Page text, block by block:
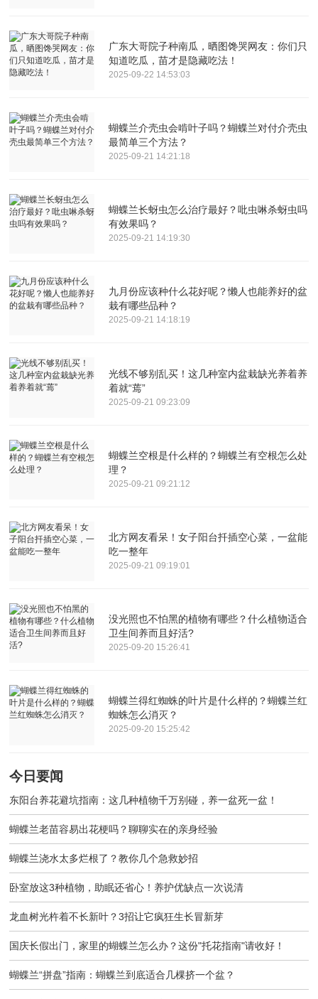
广东大哥院子种南瓜，晒图馋哭网友：你们只
知道吃瓜，苗才是隐藏吃法！
2025-09-22 14:53:03
蝴蝶兰介壳虫会啃叶子吗？蝴蝶兰对付介壳虫
最简单三个方法？
2025-09-21 14:21:18
蝴蝶兰长蚜虫怎么治疗最好？吡虫啉杀蚜虫吗
有效果吗？
2025-09-21 14:19:30
九月份应该种什么花好呢？懒人也能养好的盆
栽有哪些品种？
2025-09-21 14:18:19
光线不够别乱买！这几种室内盆栽缺光养着养
着就“蔫”
2025-09-21 09:23:09
蝴蝶兰空根是什么样的？蝴蝶兰有空根怎么处
理？
2025-09-21 09:21:12
北方网友看呆！女子阳台扦插空心菜，一盆能
吃一整年
2025-09-21 09:19:01
没光照也不怕黑的植物有哪些？什么植物适合
卫生间养而且好活?
2025-09-20 15:26:41
蝴蝶兰得红蜘蛛的叶片是什么样的？蝴蝶兰红
蜘蛛怎么消灭？
2025-09-20 15:25:42
今日要闻
东阳台养花避坑指南：这几种植物千万别碰，养一盆死一盆！
蝴蝶兰老苗容易出花梗吗？聊聊实在的亲身经验
蝴蝶兰浇水太多烂根了？教你几个急救妙招
卧室放这3种植物，助眠还省心！养护优缺点一次说清
龙血树光杵着不长新叶？3招让它疯狂生长冒新芽
国庆长假出门，家里的蝴蝶兰怎么办？这份"托花指南"请收好！
蝴蝶兰“拼盘”指南：蝴蝶兰到底适合几棵挤一个盆？